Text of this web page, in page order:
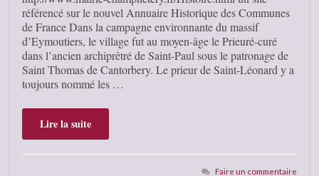
référencé sur le nouvel Annuaire Historique des Communes
de France Dans la campagne environnante du massif
d’Eymoutiers, le village fut au moyen-âge le Prieuré-curé
dans l’ancien archiprêtré de Saint-Paul sous le patronage de
Saint Thomas de Cantorbery. Le prieur de Saint-Léonard y a
toujours nommé les …
Lire la suite
Faire un commentaire